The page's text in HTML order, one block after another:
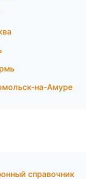
на-Амуре
справочник